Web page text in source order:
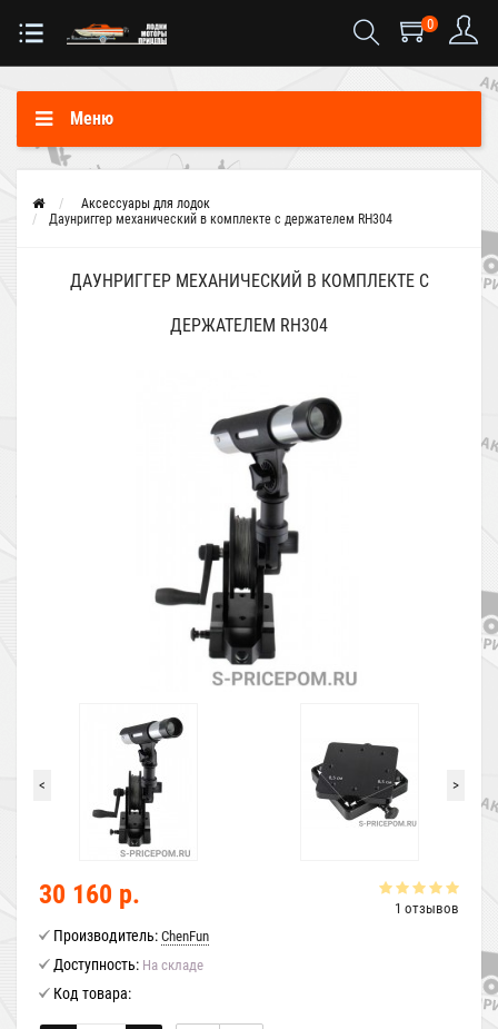
0
Меню
Аксессуары для лодок
Даунриггер механический в комплекте с держателем RH304
ДАУНРИГГЕР МЕХАНИЧЕСКИЙ В КОМПЛЕКТЕ С
ДЕРЖАТЕЛЕМ RH304
< >
1 отзывов
30 160 р.
Производитель: ChenFun
Доступность: На складе
Код товара: